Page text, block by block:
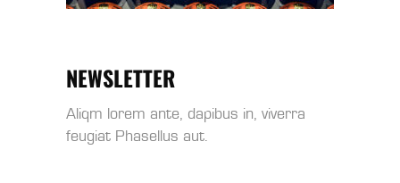
NEWSLETTER
Aliqm lorem ante, dapibus in, viverra
feugiat Phasellus aut.